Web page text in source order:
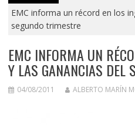
EMC informa un récord en los
segundo trimestre
EMC INFORMA UN
Y LAS GANANCIAS DEL
04/08/2011 ALBERTO MARÍN